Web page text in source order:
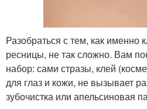
Разобраться с тем, как именно
ресницы, не так сложно. Вам
набор: сами стразы, клей
для глаз и кожи, не вызывает
зубочистка или апельсиновая